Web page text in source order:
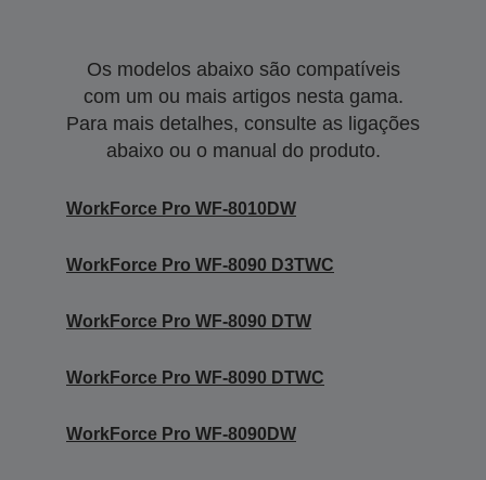
Os modelos abaixo são compatíveis
com um ou mais artigos nesta gama.
Para mais detalhes, consulte as ligações
abaixo ou o manual do produto.
WorkForce Pro WF-8010DW
WorkForce Pro WF-8090 D3TWC
WorkForce Pro WF-8090 DTW
WorkForce Pro WF-8090 DTWC
WorkForce Pro WF-8090DW